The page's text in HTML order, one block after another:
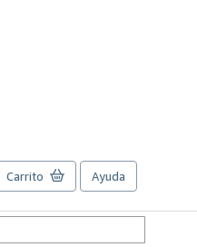
Carrito Ayuda